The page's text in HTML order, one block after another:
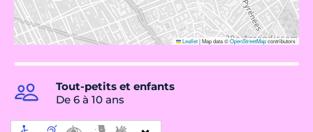
Leaflet|Map data ©OpenStreetMapcontributors
Tout-petits et enfants
De 6 à 10 ans